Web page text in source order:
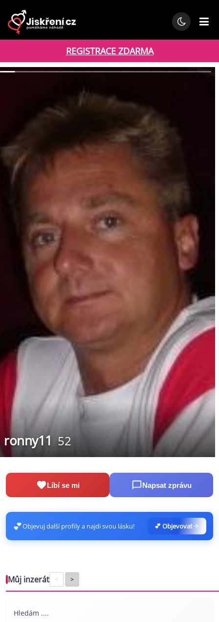
REGISTRACE ZDARMA
ronny11 52
Líbí se mi Napsat zprávu
💕Objevuj další profily a najdi svou lásku! 💕 Objevovat
Můj inzerát < >
Hledám ....